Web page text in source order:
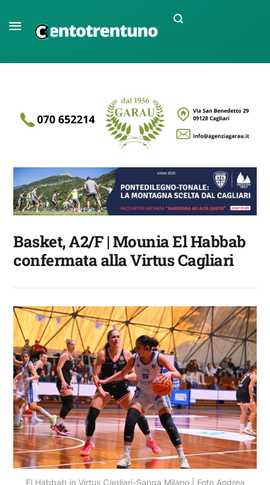
Basket, A2/F | Mounia El Habbab
confermata alla Virtus Cagliari
El Habbab in Virtus Cagliari-Sanga Milano | Foto Andrea